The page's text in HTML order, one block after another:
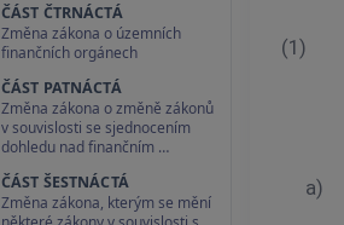
ČÁST ČTRNÁCTÁ
Změna zákona o územních
finančních orgánech
ČÁST PATNÁCTÁ
Změna zákona o změně zákonů
v souvislosti se sjednocením
dohledu nad finančním …
ČÁST ŠESTNÁCTÁ
Změna zákona, kterým se mění
(1)
a)